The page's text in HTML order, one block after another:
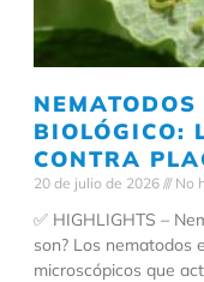
BIOLÓGICO:
CONTRA
20 de julio de 2026 No
✅ HIGHLIGHTS –
son? Los nematodos
microscópicos que